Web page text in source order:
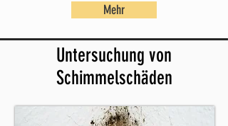
Mehr
Untersuchung von
Schimmelschäden